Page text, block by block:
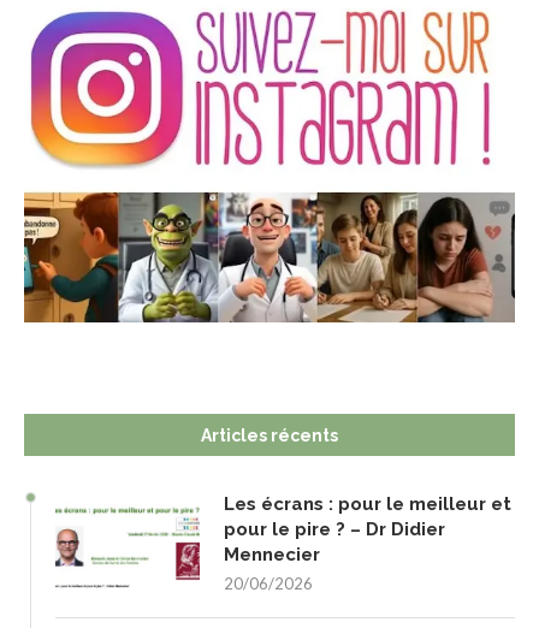
Articles récents
Les écrans : pour le meilleur et
pour le pire ? – Dr Didier
Mennecier
20/06/2026